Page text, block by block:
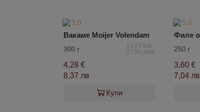
5.0
Вакаме Moijer Volendam
300 г
14,27 €/кг
27,90 лв/кг
4,28 €
8,37 лв
Купи
5.0
250 г
3,60 €
7,04 лв